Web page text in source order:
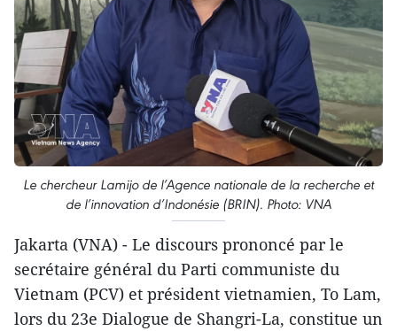
Le chercheur Lamijo de l’Agence nationale de la recherche et
de l’innovation d’Indonésie (BRIN). Photo: VNA
Jakarta (VNA) - Le discours prononcé par le
secrétaire général du Parti communiste du
Vietnam (PCV) et président vietnamien, To Lam,
lors du 23e Dialogue de Shangri-La, constitue un